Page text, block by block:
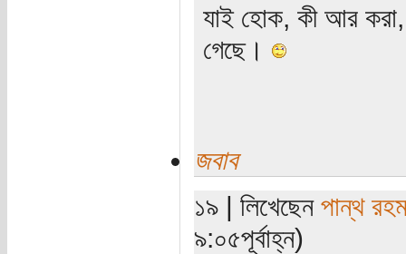
যাই হোক, কী আর করা,
গেছে।
জবাব
১৯ | লিখেছেন পান্থ
৯:০৫পূর্বাহ্ন)